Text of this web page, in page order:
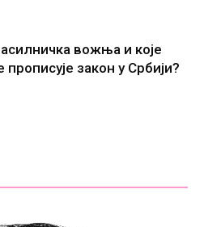
вожња и које
прописује закон у Србији?